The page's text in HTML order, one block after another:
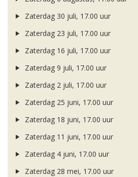
Zaterdag 30 juli, 17.00 uur
Zaterdag 23 juli, 17.00 uur
Zaterdag 16 juli, 17.00 uur
Zaterdag 9 juli, 17.00 uur
Zaterdag 2 juli, 17.00 uur
Zaterdag 25 juni, 17.00 uur
Zaterdag 18 juni, 17.00 uur
Zaterdag 11 juni, 17.00 uur
Zaterdag 4 juni, 17.00 uur
Zaterdag 28 mei, 17.00 uur